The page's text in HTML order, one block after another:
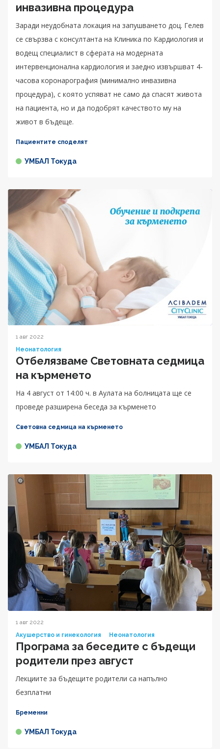
инвазивна процедура
Заради неудобната локация на запушването доц. Гелев
се свързва с консултанта на Клиника по Кардиология и
водещ специалист в сферата на модерната
интервенционална кардиология и заедно извършват 4-
часова коронарография (минимално инвазивна
процедура), с която успяват не само да спасят живота
на пациента, но и да подобрят качеството му на
живот в бъдеще.
Пациентите споделят
УМБАЛ Токуда
1 авг 2022
Неонатология
Отбелязваме Световната седмица
на кърменето
На 4 август от 14:00 ч. в Аулата на болницата ще се
проведе разширена беседа за кърменето
Световна седмица на кърменето
УМБАЛ Токуда
1 авг 2022
Акушерство и гинекология
Неонатология
Програма за беседите с бъдещи
родители през август
Лекциите за бъдещите родители са напълно
безплатни
Бременни
УМБАЛ Токуда